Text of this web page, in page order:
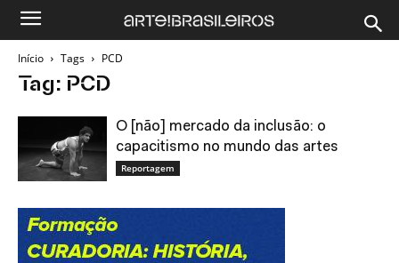
Início Tags PCD
Tag: PCD
O [não] mercado da inclusão: o
capacitismo no mundo das artes
Reportagem